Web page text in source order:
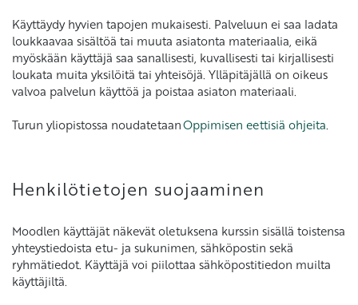
Käyttäydy hyvien tapojen mukaisesti. Palveluun ei saa ladata
loukkaavaa sisältöä tai muuta asiatonta materiaalia, eikä
myöskään käyttäjä saa sanallisesti, kuvallisesti tai kirjallisesti
loukata muita yksilöitä tai yhteisöjä. Ylläpitäjällä on oikeus
valvoa palvelun käyttöä ja poistaa asiaton materiaali.
Turun yliopistossa noudatetaanOppimisen eettisiä ohjeita.
Henkilötietojen suojaaminen
Moodlen käyttäjät näkevät oletuksena kurssin sisällä toistensa
yhteystiedoista etu- ja sukunimen, sähköpostin sekä
ryhmätiedot. Käyttäjä voi piilottaa sähköpostitiedon muilta
käyttäjiltä.